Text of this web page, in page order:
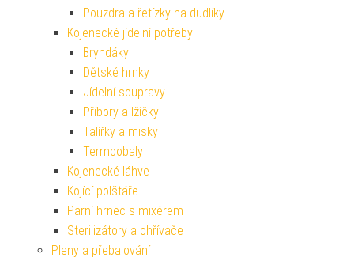
Pouzdra a řetízky na dudlíky
Kojenecké jídelní potřeby
Bryndáky
Dětské hrnky
Jídelní soupravy
Příbory a lžičky
Talířky a misky
Termoobaly
Kojenecké láhve
Kojící polštáře
Parní hrnec s mixérem
Sterilizátory a ohřívače
Pleny a přebalování